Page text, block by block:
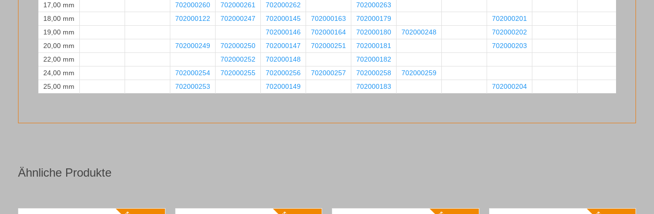
17,00 mm
702000260 702000261 702000262
702000263
18,00 mm
702000122 702000247 702000145 702000163 702000179
702000201
19,00 mm
702000146 702000164 702000180 702000248
702000202
20,00 mm
702000249 702000250 702000147 702000251 702000181
702000203
22,00 mm
702000252 702000148
702000182
24,00 mm
702000254 702000255 702000256 702000257 702000258
702000259
25,00 mm
702000253 702000149 702000183 702000204
Ähnliche Produkte